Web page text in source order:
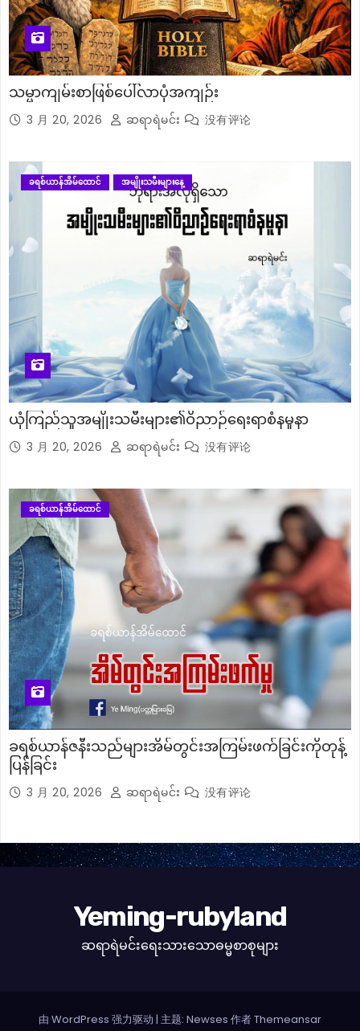
သမ္မာကျမ်းစာဖြစ်ပေါ်လာပုံအကျဉ်း
3 月 20, 2026 ဆရာရဲမင်း 没有评论
ခရစ်ယာန်အိမ်ထောင် အမျိုးသမီးများနေ့
ယုံကြည်သူအမျိုးသမီးများ၏ဝိညာဉ်ရေးရာစံနမူနာ
3 月 20, 2026 ဆရာရဲမင်း 没有评论
ခရစ်ယာန်အိမ်ထောင်
ခရစ်ယာန်ဇနီးသည်များအိမ်တွင်းအကြမ်းဖက်ခြင်းကိုတုန့်
ပြန်ခြင်း
3 月 20, 2026 ဆရာရဲမင်း 没有评论
Yeming-rubyland
ဆရာရဲမင်းရေးသားသောဓမ္မစာစုများ
由 WordPress 强力驱动 | 主题: Newses 作者Themeansar